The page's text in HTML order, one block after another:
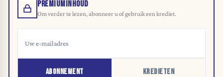
PREMIUMINHOUD
Om verder te lezen, abonneer u of gebruik een krediet.
ABONNEMENT KREDIETEN